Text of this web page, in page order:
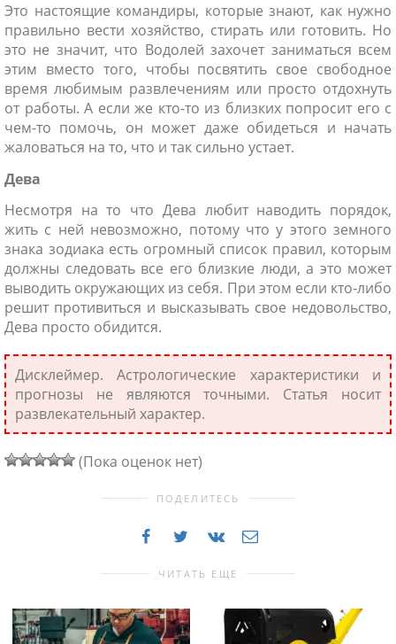
Это настоящие командиры, которые знают, как нужно
правильно вести хозяйство, стирать или готовить. Но
это не значит, что Водолей захочет заниматься всем
этим вместо того, чтобы посвятить свое свободное
время любимым развлечениям или просто отдохнуть
от работы. А если же кто-то из близких попросит его с
чем-то помочь, он может даже обидеться и начать
жаловаться на то, что и так сильно устает.
Дева
Несмотря на то что Дева любит наводить порядок,
жить с ней невозможно, потому что у этого земного
знака зодиака есть огромный список правил, которым
должны следовать все его близкие люди, а это может
выводить окружающих из себя. При этом если кто-либо
решит противиться и высказывать свое недовольство,
Дева просто обидится.
Дисклеймер. Астрологические характеристики и
прогнозы не являются точными. Статья носит
развлекательный характер.
(Пока оценок нет)
ПОДЕЛИТЕСЬ
ЧИТАТЬ ЕЩЕ